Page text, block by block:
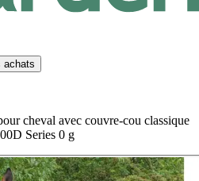
achats
cheval avec couvre-cou classique
Series 0 g